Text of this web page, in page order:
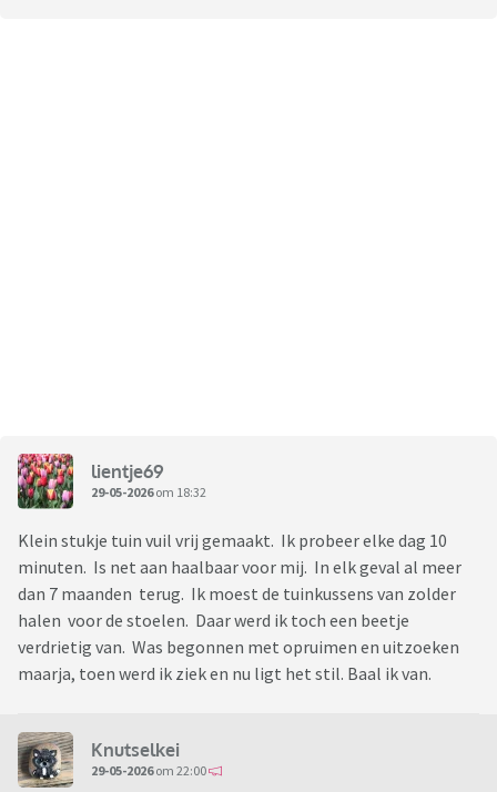
lientje69
29-05-2026om 18:32
Klein stukje tuin vuil vrij gemaakt. Ik probeer elke dag 10
minuten. Is net aan haalbaar voor mij. In elk geval al meer
dan 7 maanden terug. Ik moest de tuinkussens van zolder
halen voor de stoelen. Daar werd ik toch een beetje
verdrietig van. Was begonnen met opruimen en uitzoeken
maarja, toen werd ik ziek en nu ligt het stil. Baal ik van.
Knutselkei
29-05-2026om 22:00